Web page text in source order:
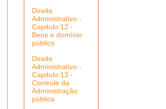
Direito
Administrativo -
Capitulo 12 -
Bens e domínio
público
Direito
Administrativo -
Capitulo 13 -
Controle da
Administração
pública